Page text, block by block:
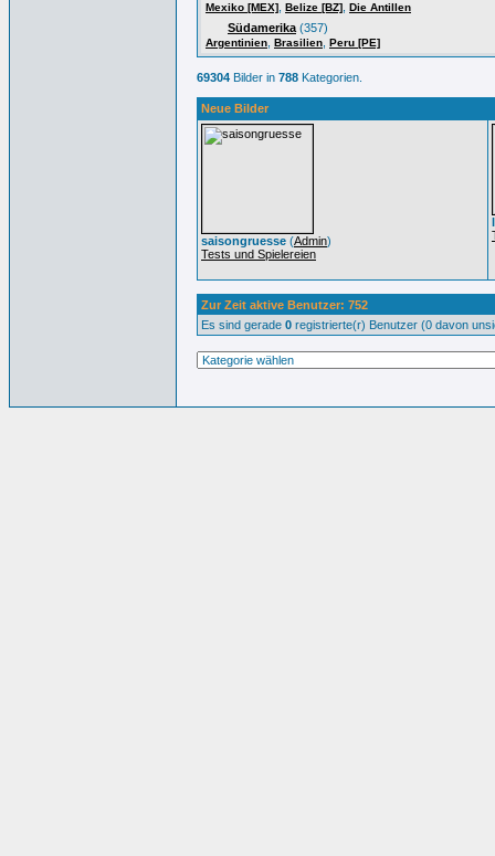
Mexiko [MEX] Belize [BZ] Die Antillen
Südamerika (357)
Argentinien Brasilien Peru [PE]
69304 Bilder in 788 Kategorien.
Neue Bilder
saisongruesse (Admin)
Tests und Spielereien
Zur Zeit aktive Benutzer: 752
Es sind gerade 0 registrierte(r) Benutzer (0 davon